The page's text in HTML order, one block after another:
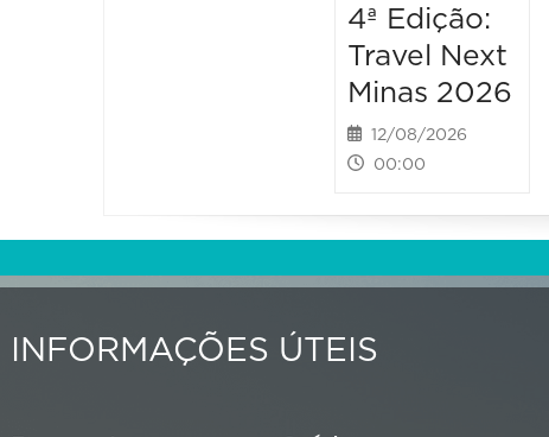
4ª Edição:
Travel Next
Minas 2026
12/08/2026
00:00
INFORMAÇÕES ÚTEIS